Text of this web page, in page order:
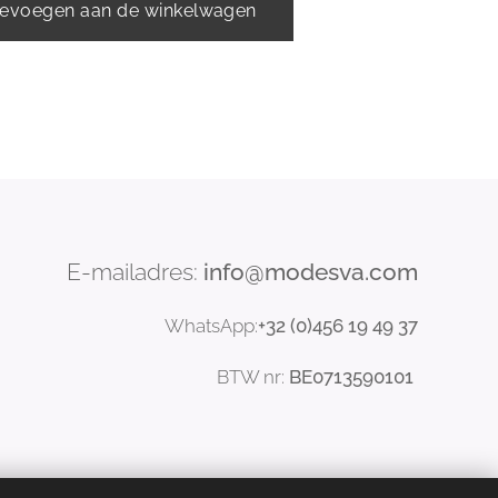
aan de winkelwagen
E-mailadres: info@modesva.com
WhatsApp:+32 (0)456 1949 37
BTW nr: BE0713590101